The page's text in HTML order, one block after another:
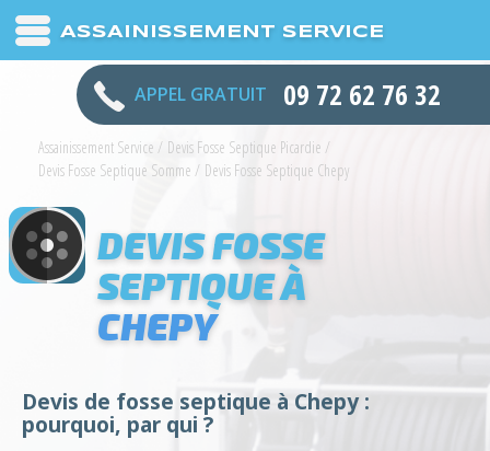
ASSAINISSEMENT SERVICE
APPEL GRATUIT 09 72 62 76 32
Assainissement Service / Devis Fosse Septique Picardie /
Devis Fosse Septique Somme / Devis Fosse Septique Chepy
DEVIS FOSSE
SEPTIQUE À
CHEPY
Devis de fosse septique à Chepy :
pourquoi, par qui ?